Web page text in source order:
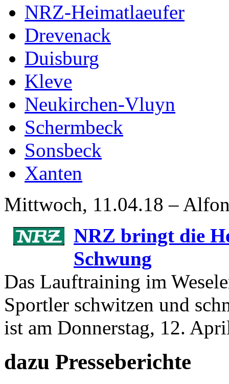
NRZ-Heimatlaeufer
Drevenack
Duisburg
Kleve
Neukirchen-Vluyn
Schermbeck
Sonsbeck
Xanten
Mittwoch, 11.04.18 –
NRZ bringt die
Schwung
Das Lauftraining im
Sportler schwitzen und
ist am Donnerstag, 12.
dazu Presseberichte